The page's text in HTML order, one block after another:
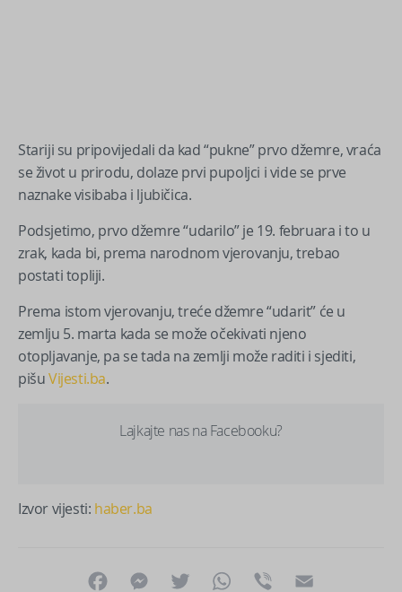
Stariji su pripovijedali da kad “pukne” prvo džemre, vraća
se život u prirodu, dolaze prvi pupoljci i vide se prve
naznake visibaba i ljubičica.
Podsjetimo, prvo džemre “udarilo” je 19. februara i to u
zrak, kada bi, prema narodnom vjerovanju, trebao
postati topliji.
Prema istom vjerovanju, treće džemre “udarit” će u
zemlju 5. marta kada se može očekivati njeno
otopljavanje, pa se tada na zemlji može raditi i sjediti,
pišuVijesti.ba.
Lajkajte nas na Facebooku?
Izvor vijesti: haber.ba
FacebookMessenger
Twitter WhatsApp
Viber